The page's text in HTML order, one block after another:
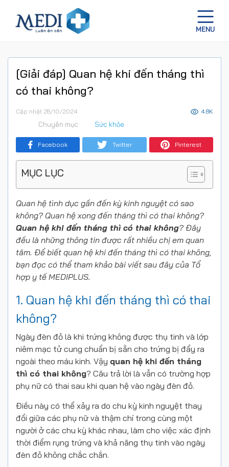
[Giải đáp] Quan hệ khi đến tháng thì
có thai không?
Cập nhật 28/10/2024 4.8K
Chuyên mục: Sức khỏe
Facebook Twitter Pinterest
MỤC LỤC
Quan hệ tình dục gần đến kỳ kinh nguyệt có sao
không? Quan hệ xong đến tháng thì có thai không?
Quan hệ khi đến tháng thì có thai không? Đây
đều là những thông tin được rất nhiều chị em quan
tâm. Để biết quan hệ khi đến tháng thì có thai không,
bạn đọc có thể tham khảo bài viết sau đây của Tổ
hợp y tế MEDIPLUS.
1. Quan hệ khi đến tháng thì có thai
không?
Ngày đèn đỏ là khi trứng không được thụ tinh và lớp
niêm mạc tử cung chuẩn bị sẵn cho trứng bị đẩy ra
ngoài theo máu kinh. Vậy quan hệ khi đến tháng
thì có thai không? Câu trả lời là vẫn có trường hợp
phụ nữ có thai sau khi quan hệ vào ngày đèn đỏ.
Điều này có thể xảy ra do chu kỳ kinh nguyệt thay
đổi giữa các phụ nữ và thậm chí trong cùng một
người ở các chu kỳ khác nhau, làm cho việc xác định
thời điểm rụng trứng và khả năng thụ tinh vào ngày
đèn đỏ không chắc chắn.